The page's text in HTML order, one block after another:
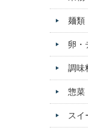
麺類
卵・
調味
惣菜
スイ